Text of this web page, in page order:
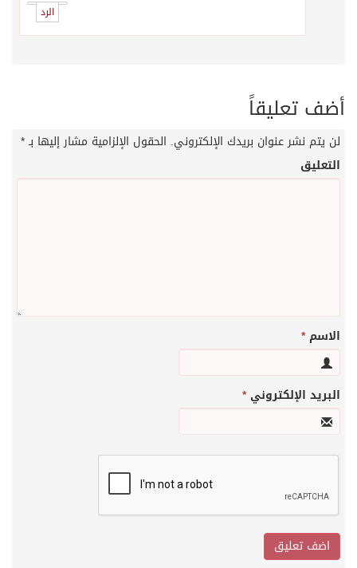
الرد
أضف تعليقاً
لن يتم نشر عنوان بريدك الإلكتروني. الحقول الإلزامية مشار إليها بـ*
التعليق
الاسم*
البريد الإلكتروني*